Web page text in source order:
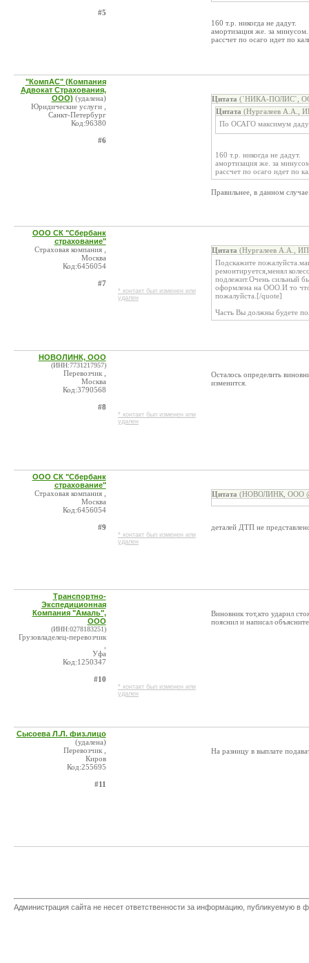
#5
160 т.р. никогда не дадут.
амортизация же. за минусом.
рассчет по осаго идет по
"КомпАС" (Компания
Адвокат Страхования,
ООО) (удалена)
Юридические услуги ,
Санкт-Петербург
Код:96380
#6
Цитата (`НИКА-ПОЛИС`,
Цитата (Нургалеев А.А.,
По ОСАГО максимум
160 т.р. никогда не дадут.
амортизация же. за
рассчет по осаго идет по
Правильнее, в данном
ООО СК "Сбербанк
страхование"
Страховая компания ,
Москва
Код:6456054
#7
* контакт был изменен или
удален
Цитата (Нургалеев А.А.,
Подскажите
ремонтируется,менял
подлежит.Очень сильный
оформлена на ООО.И то что
пожалуйста.[/quote]
Часть Вы должны будете
НОВОЛИНК, ООО
(ИНН:7731217957)
Перевозчик ,
Москва
Код:3790568
#8
* контакт был изменен или
удален
Осталось определить
изменится.
ООО СК "Сбербанк
страхование"
Страховая компания ,
Москва
Код:6456054
#9
* контакт был изменен или
удален
Цитата (НОВОЛИНК, ООО
деталей ДТП не
Транспортно-
Экспедиционная
Компания "Амаль",
ООО
(ИНН:0278183251)
Грузовладелец-перевозчик
Уфа
Код:1250347
#10
* контакт был изменен или
удален
Виновник тот,кто ударил
пояснил и написал
Сысоева Л.Л. физ.лицо
(удалена)
Перевозчик ,
Киров
Код:255695
#11
На разницу в выплате
Администрация сайта не несет ответственности за информацию, публикуемую